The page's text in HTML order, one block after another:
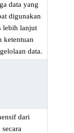
data yang
digunakan
lebih lanjut
ketentuan
data.
dari